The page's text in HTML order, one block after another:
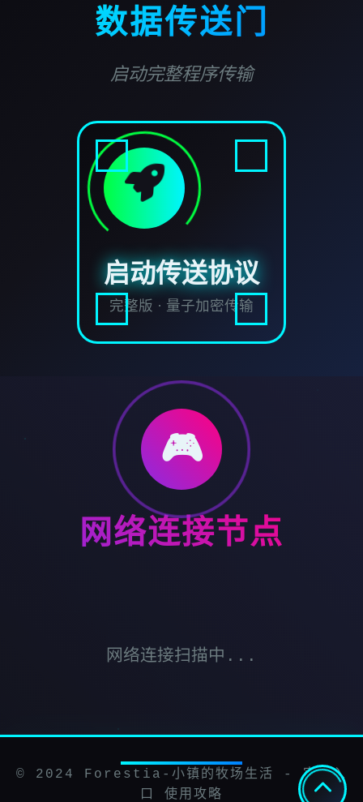
数据传送门
启动完整程序传输
启动传送协议
完整版 · 量子加密传输
🎮
网络连接节点
网络连接扫描中...
© 2024 Forestia-小镇的牧场生活 - 官网入
口 使用攻略